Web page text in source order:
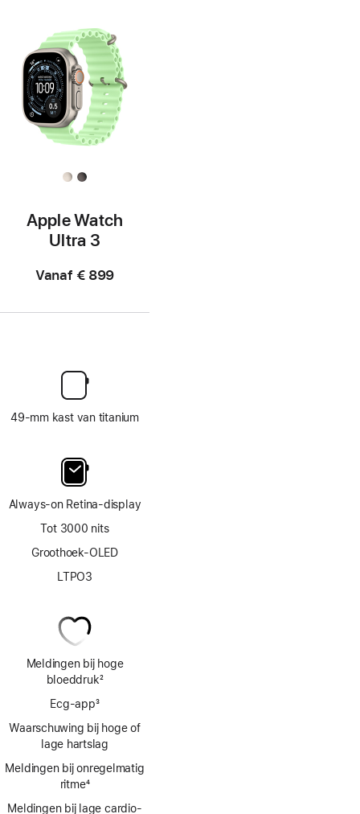
Apple Watch
Ultra 3
Vanaf € 899
49‑mm kast van titanium
Always‑on Retina‑display
Tot 3000 nits
Groothoek-OLED
LTPO3
Meldingen bij hoge
bloeddruk2
Ecg‑app3
Waarschuwing bij hoge of
lage hartslag
Meldingen bij onregelmatig
ritme4
Meldingen bij lage cardio­